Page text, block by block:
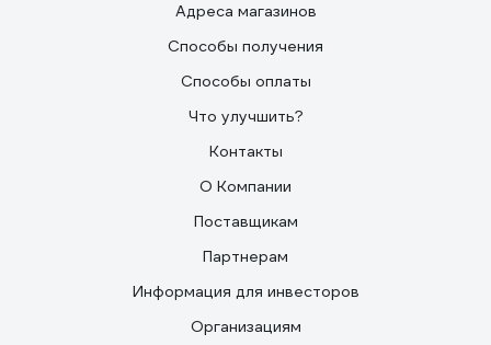
Адреса магазинов
Способы получения
Способы оплаты
Что улучшить?
Контакты
О Компании
Поставщикам
Партнерам
Информация для инвесторов
Организациям